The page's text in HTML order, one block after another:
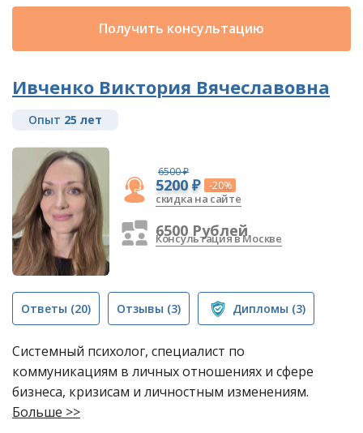
Получить консультацию
Ивченко Виктория Вячеславовна
Опыт 25 лет
6500 ₽
5200 ₽ -20%
скидка на сайте
6500 Рублей
Консультация в Москве
Ответы (20) Отзывы (3) Дипломы (3)
Системный психолог, специалист по
коммуникациям в личных отношениях и сфере
бизнеса, кризисам и личностным изменениям.
Больше >>